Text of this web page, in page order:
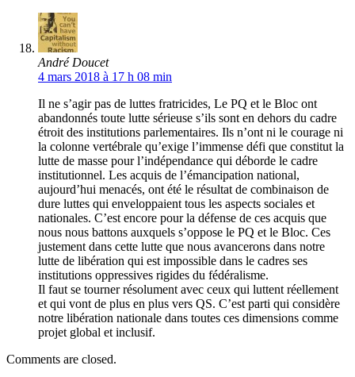
André Doucet
4 mars 2018 à 17 h 08 min
Il ne s’agir pas de luttes fratricides, Le PQ et le Bloc ont
abandonnés toute lutte sérieuse s’ils sont en dehors du cadre
étroit des institutions parlementaires. Ils n’ont ni le courage ni
la colonne vertébrale qu’exige l’immense défi que constitut la
lutte de masse pour l’indépendance qui déborde le cadre
institutionnel. Les acquis de l’émancipation national,
aujourd’hui menacés, ont été le résultat de combinaison de
dure luttes qui enveloppaient tous les aspects sociales et
nationales. C’est encore pour la défense de ces acquis que
nous nous battons auxquels s’oppose le PQ et le Bloc. Ces
justement dans cette lutte que nous avancerons dans notre
lutte de libération qui est impossible dans le cadres ses
institutions oppressives rigides du fédéralisme.
Il faut se tourner résolument avec ceux qui luttent réellement
et qui vont de plus en plus vers QS. C’est parti qui considère
notre libération nationale dans toutes ces dimensions comme
projet global et inclusif.
Comments are closed.